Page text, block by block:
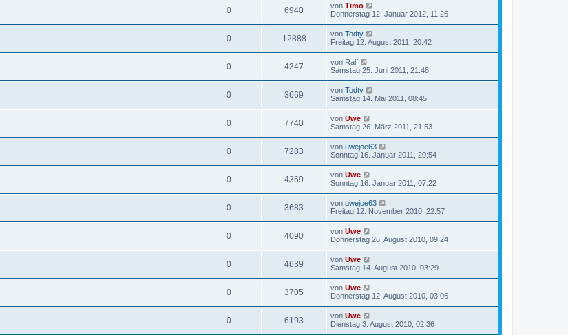
0 6940 von Timo
Donnerstag 12. Januar 2012, 11:26
0 12888 von Todty
Freitag 12. August 2011, 20:42
0 4347 von Ralf
Samstag 25. Juni 2011, 21:48
0 3669 von Todty
Samstag 14. Mai 2011, 08:45
0 7740 von Uwe
Samstag 26. März 2011, 21:53
0 7283 von uwejoe63
Sonntag 16. Januar 2011, 20:54
0 4369 von Uwe
Sonntag 16. Januar 2011, 07:22
0 3683 von uwejoe63
Freitag 12. November 2010, 22:57
0 4090 von Uwe
Donnerstag 26. August 2010, 09:24
0 4639 von Uwe
Samstag 14. August 2010, 03:29
0 3705 von Uwe
Donnerstag 12. August 2010, 03:06
0 6193 von Uwe
Dienstag 3. August 2010, 02:36